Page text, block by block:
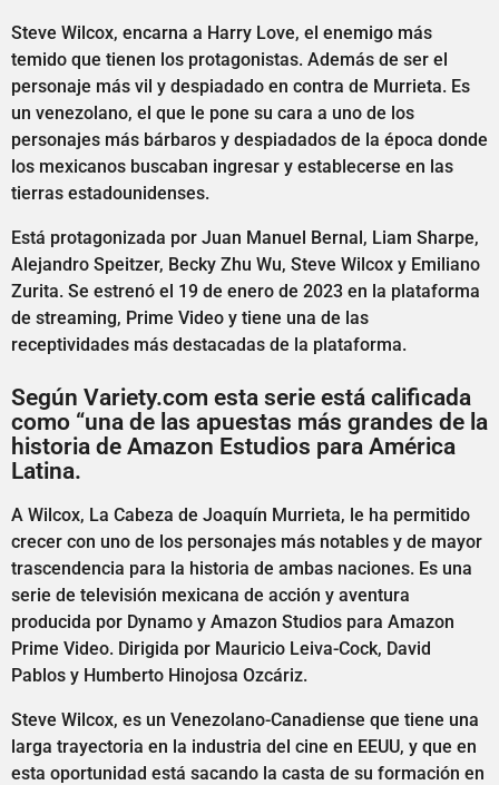
Steve Wilcox, encarna a Harry Love, el enemigo más
temido que tienen los protagonistas. Además de ser el
personaje más vil y despiadado en contra de Murrieta. Es
un venezolano, el que le pone su cara a uno de los
personajes más bárbaros y despiadados de la época donde
los mexicanos buscaban ingresar y establecerse en las
tierras estadounidenses.
Está protagonizada por Juan Manuel Bernal, Liam Sharpe,
Alejandro Speitzer, Becky Zhu Wu, Steve Wilcox y Emiliano
Zurita. Se estrenó el 19 de enero de 2023 en la plataforma
de streaming, Prime Video y tiene una de las
receptividades más destacadas de la plataforma.
Según Variety.com esta serie está calificada
como “una de las apuestas más grandes de la
historia de Amazon Estudios para América
Latina.
A Wilcox, La Cabeza de Joaquín Murrieta, le ha permitido
crecer con uno de los personajes más notables y de mayor
trascendencia para la historia de ambas naciones. Es una
serie de televisión mexicana de acción y aventura
producida por Dynamo y Amazon Studios para Amazon
Prime Video. Dirigida por Mauricio Leiva-Cock, David
Pablos y Humberto Hinojosa Ozcáriz.
Steve Wilcox, es un Venezolano-Canadiense que tiene una
larga trayectoria en la industria del cine en EEUU, y que en
esta oportunidad está sacando la casta de su formación en